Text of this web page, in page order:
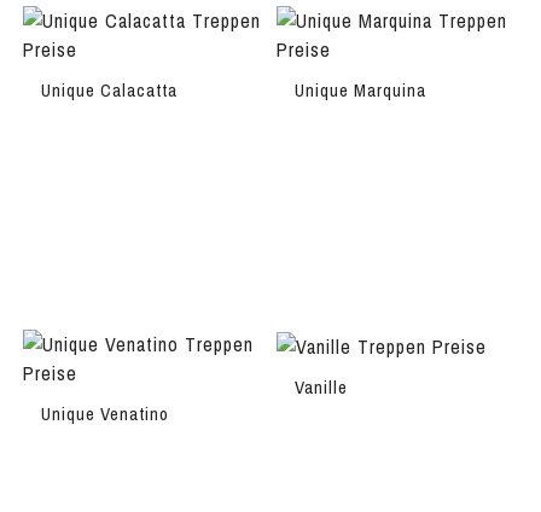
Unique Calacatta Unique Marquina
Unique Venatino
Vanille